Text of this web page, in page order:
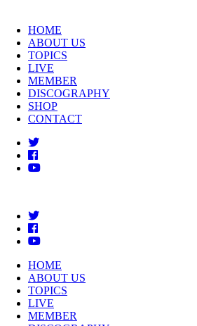
HOME
ABOUT US
TOPICS
LIVE
MEMBER
DISCOGRAPHY
SHOP
CONTACT
HOME
ABOUT US
TOPICS
LIVE
MEMBER